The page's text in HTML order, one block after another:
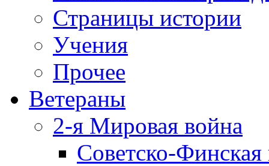
Страницы истории
Учения
Прочее
Ветераны
2-я Мировая война
Советско-